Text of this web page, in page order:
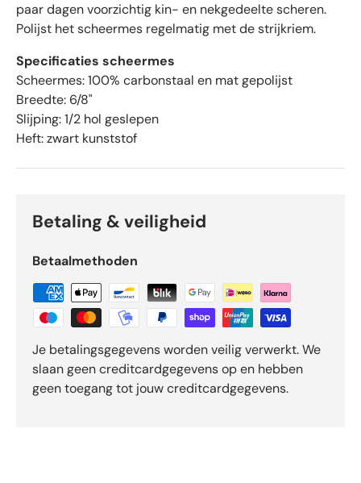
r
r
v
5
o
d
o
-
b
paar dagen voorzichtig kin- en nekgedeelte scheren.
Polijst het scheermes regelmatig met de strijkriem.
Specificaties scheermes
Scheermes: 100% carbonstaal en mat gepolijst
Breedte: 6/8"
Slijping: 1/2 hol geslepen
Heft: zwart kunststof
Betaling & veiligheid
Betaalmethoden
Je betalingsgegevens worden veilig verwerkt. We
slaan geen creditcardgegevens op en hebben
geen toegang tot jouw creditcardgegevens.